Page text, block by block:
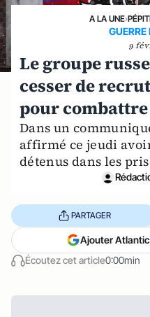
A LA UNE›
GUERRE
9
Le groupe
cesser de
pour
Dans un
affirmé ce jeudi
détenus dans les
Écoutez cet article0:00min
PARTAGER
Ajouter